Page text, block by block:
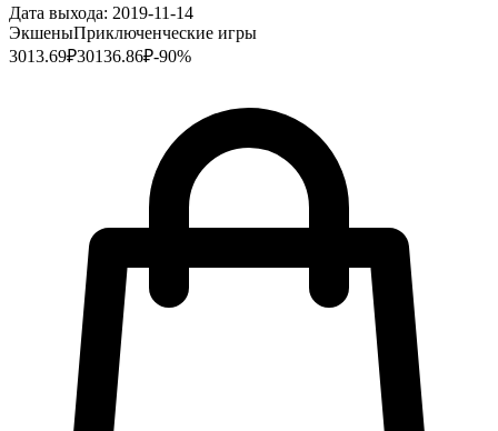
Дата выхода: 2019-11-14
ЭкшеныПриключенческие игры
3013.69₽30136.86₽-90%